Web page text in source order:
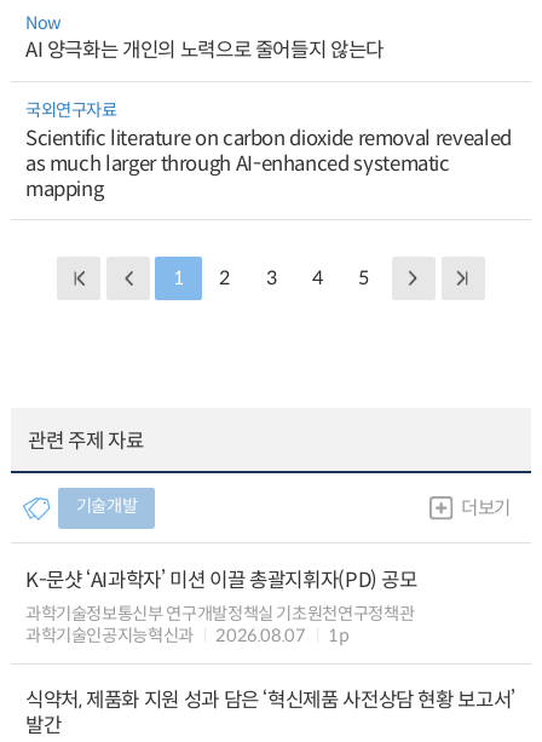
Now
AI 양극화는 개인의 노력으로 줄어들지 않는다
국외연구자료
Scientific literature on carbon dioxide removal revealed
as much larger through AI-enhanced systematic
mapping
1 2 3 4 5
관련 주제 자료
기술개발 더보기
K-문샷 ‘AI과학자’ 미션 이끌 총괄지휘자(PD) 공모
과학기술정보통신부 연구개발정책실 기초원천연구정책관
과학기술인공지능혁신과
2026.08.07 1p
식약처, 제품화 지원 성과 담은 ‘혁신제품 사전상담 현황 보고서’
발간